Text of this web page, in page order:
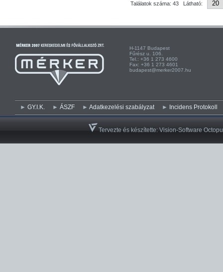
Találatok száma: 43 Látható:
H-1147 Budapest H-
Fűrész u. 106.
Tel.: +36 1 273 4600
Fax: +36 1 273 4601
budapest@merker2007.hu
GY.I.K. ÁSZF Adatkezelési szabályzat Incidens Protokoll
Tervezte és készítette:Vision-Software